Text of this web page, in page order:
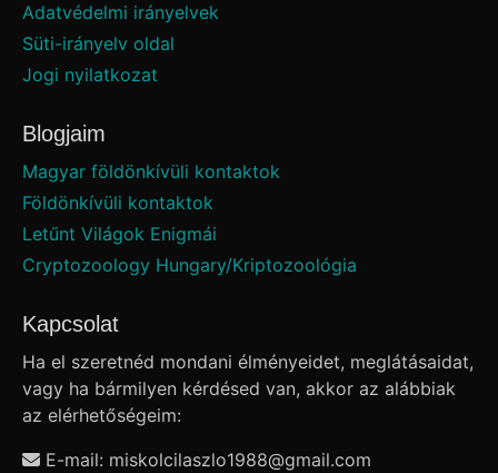
Adatvédelmi irányelvek
Süti-irányelv oldal
Jogi nyilatkozat
Blogjaim
Magyar földönkívüli kontaktok
Földönkívüli kontaktok
Letűnt Világok Enigmái
Cryptozoology Hungary/Kriptozoológia
Kapcsolat
Ha el szeretnéd mondani élményeidet, meglátásaidat,
vagy ha bármilyen kérdésed van, akkor az alábbiak
az elérhetőségeim:
E-mail: miskolcilaszlo1988@gmail.com